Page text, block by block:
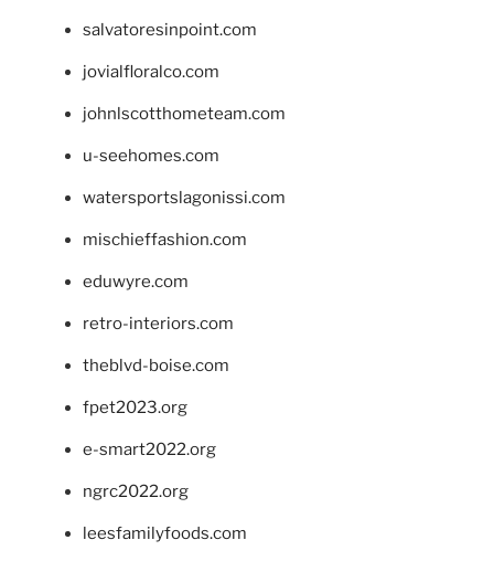
salvatoresinpoint.com
jovialfloralco.com
johnlscotthometeam.com
u-seehomes.com
watersportslagonissi.com
mischieffashion.com
eduwyre.com
retro-interiors.com
theblvd-boise.com
fpet2023.org
e-smart2022.org
ngrc2022.org
leesfamilyfoods.com